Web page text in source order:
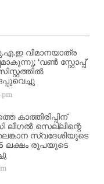
വിമാനയാത്ര
‘വൺ സ്റ്റോപ്പ്’
pm
ലീഗൽ സെല്ലിന്റെ
സ്വദേശിയുടെ
ലക്ഷം രൂപയുടെ